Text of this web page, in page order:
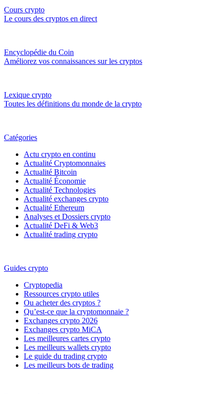
Cours crypto
Le cours des cryptos en direct
Encyclopédie du Coin
Améliorez vos connaissances sur les cryptos
Lexique crypto
Toutes les définitions du monde de la crypto
Catégories
Actu crypto en continu
Actualité Cryptomonnaies
Actualité Bitcoin
Actualité Économie
Actualité Technologies
Actualité exchanges crypto
Actualité Ethereum
Analyses et Dossiers crypto
Actualité DeFi & Web3
Actualité trading crypto
Guides crypto
Cryptopedia
Ressources crypto utiles
Ou acheter des cryptos ?
Qu’est-ce que la cryptomonnaie ?
Exchanges crypto 2026
Exchanges crypto MiCA
Les meilleures cartes crypto
Les meilleurs wallets crypto
Le guide du trading crypto
Les meilleurs bots de trading